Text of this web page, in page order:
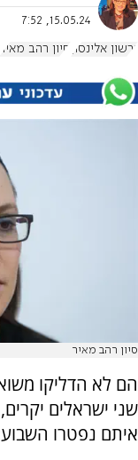
15.05.24, 7:52
גרשון אלינסון סיון רהב מאיר
סיון רהב מאיר
הם לא הדליקו
שני ישראלים
איתם נפטרו